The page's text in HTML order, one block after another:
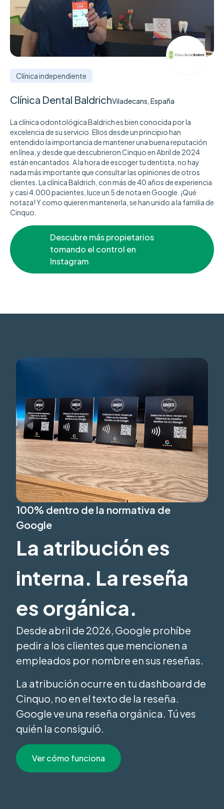
Clínica independiente
Clínica Dental BaldrichViladecans, España
La clínica odontológica Baldrich es bien conocida por la
excelencia de su servicio. Ellos desde un principio han
entendido la importancia de mantener una buena reputación
en línea, y desde que descubrieron Cinquo en Abril de 2024
están encantados. A la hora de escoger tu dentista, no hay
nada más importante que consultar las opiniones de otros
clientes. La clínica Baldrich, con más de 40 años de experiencia
y casi 4.000 pacientes, luce un 5 de nota en Google. ¡Qué
notaza! Y como quieren mantenerla, se han unido a la familia de
Cinquo.
Descubre más propietarios
tomando el control en
Instagram
100% dentro de la normativa de
Google
La atribución es
interna. La reseña
es orgánica.
Desde abril de 2026, Google prohíbe
pedir a los clientes que mencionen a
empleados por nombre en sus reseñas.
La atribución ocurre en tu dashboard de
Cinquo, no en el texto de la reseña.
Google ve una reseña orgánica. Tú ves
quién la consiguió.
Ver cómo funciona